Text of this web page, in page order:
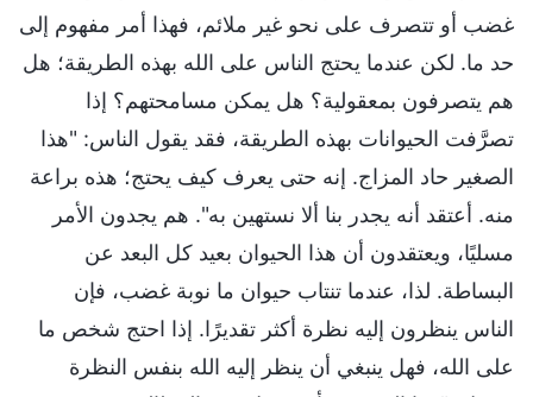
غضب أو تتصرف على نحو غير ملائم، فهذا أمر مفهوم إلى
حد ما. لكن عندما يحتج الناس على الله بهذه الطريقة؛ هل
هم يتصرفون بمعقولية؟ هل يمكن مسامحتهم؟ إذا
تصرَّفت الحيوانات بهذه الطريقة، فقد يقول الناس: "هذا
الصغير حاد المزاج. إنه حتى يعرف كيف يحتج؛ هذه براعة
منه. أعتقد أنه يجدر بنا ألا نستهين به". هم يجدون الأمر
مسليًا، ويعتقدون أن هذا الحيوان بعيد كل البعد عن
البساطة. لذا، عندما تنتاب حيوان ما نوبة غضب، فإن
الناس ينظرون إليه نظرة أكثر تقديرًا. إذا احتج شخص ما
على الله، فهل ينبغي أن ينظر إليه الله بنفس النظرة